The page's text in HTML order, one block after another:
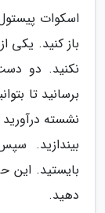
اسکوات
باز کنید. یکی
نکنید. دو
برسانید تا
نشسته
بیندازید.
بایستید. این
دهید.